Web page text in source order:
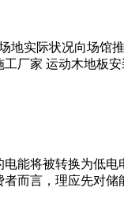
际状况向场馆
厂家 运动木地板
能将被转换为低
而言，理应先对储